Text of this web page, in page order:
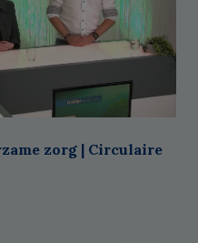
zorg | Circulaire